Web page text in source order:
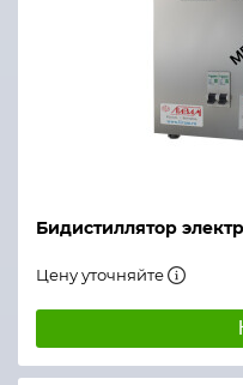
Бидистиллятор
Цену уточняйте